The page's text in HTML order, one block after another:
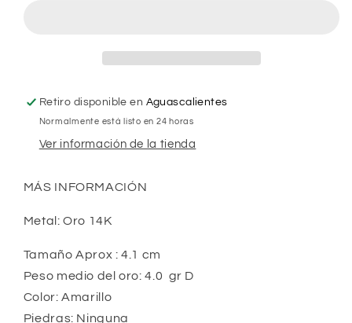
Retiro disponible en Aguascalientes
Normalmente está listo en 24 horas
Ver información de la tienda
MÁS INFORMACIÓN
Metal: Oro 14K
Tamaño Aprox : 4.1 cm
Peso medio del oro: 4.0 gr D
Color: Amarillo
Piedras: Ninguna